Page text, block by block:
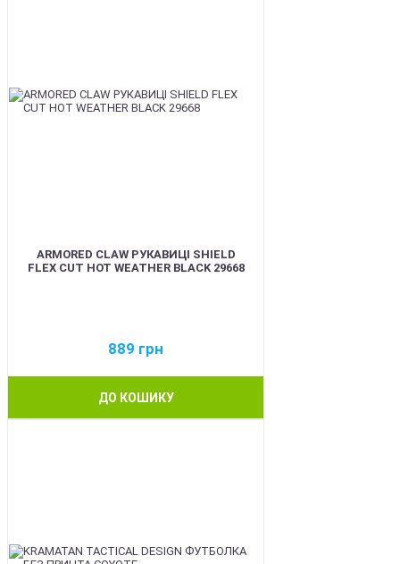
ARMORED CLAW РУКАВИЦІ SHIELD
FLEX CUT HOT WEATHER BLACK 29668
889 грн
ДО КОШИКУ